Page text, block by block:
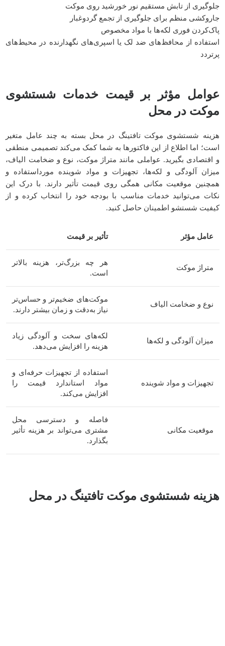
جلوگیری از تابش مستقیم نور خورشید روی موکت
جاروکشی منظم برای جلوگیری از تجمع گردوغبار
پاک‌کردن فوری لکه‌ها با مواد مخصوص
استفاده از محافظ‌های ضد لک یا اسپری‌های نگهدارنده در محیط‌های
پرتردد
عوامل مؤثر بر قیمت خدمات شستشوی
موکت در محل
هزینه شستشوی موکت تافتینگ در محل بسته به چند عامل متغیر
است؛ اما اطلاع از این فاکتورها به شما کمک می‌کند تصمیمی منطقی
و اقتصادی بگیرید. عواملی مانند متراژ موکت، نوع و ضخامت الیاف،
میزان آلودگی و لکه‌ها، تجهیزات و مواد شوینده مورداستفاده و
همچنین موقعیت مکانی همگی روی قیمت تأثیر دارند. با درک این
نکات می‌توانید خدمات مناسب با بودجه خود را انتخاب کرده و از
کیفیت شستشو اطمینان حاصل کنید.
عامل مؤثر تأثیر بر قیمت
متراژ موکت
هر چه بزرگ‌تر، هزینه بالاتر
است.
نوع و ضخامت الیاف
موکت‌های ضخیم‌تر و حساس‌تر
نیاز به‌دقت و زمان بیشتر دارند.
میزان آلودگی و لکه‌ها
لکه‌های سخت و آلودگی زیاد
هزینه را افزایش می‌دهد.
تجهیزات و مواد شوینده
استفاده از تجهیزات حرفه‌ای و
مواد استاندارد قیمت را
افزایش می‌کند.
موقعیت مکانی
فاصله و دسترسی محل
مشتری می‌تواند بر هزینه تأثیر
بگذارد.
هزینه شستشوی موکت تافتینگ در محل